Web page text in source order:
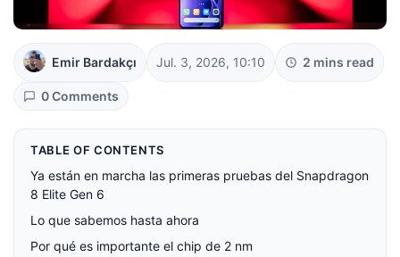
Emir Bardakçı Jul. 3, 2026, 10:10 2 mins read
0 Comments
TABLE OF CONTENTS
Ya están en marcha las primeras pruebas del Snapdragon
8 Elite Gen 6
Lo que sabemos hasta ahora
Por qué es importante el chip de 2 nm